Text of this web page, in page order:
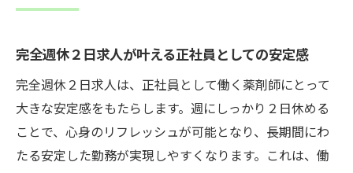
完全週休２日求人が叶える正社員としての安定感
完全週休２日求人は、正社員として働く薬剤師にとって
大きな安定感をもたらします。週にしっかり２日休める
ことで、心身のリフレッシュが可能となり、長期間にわ
たる安定した勤務が実現しやすくなります。これは、働